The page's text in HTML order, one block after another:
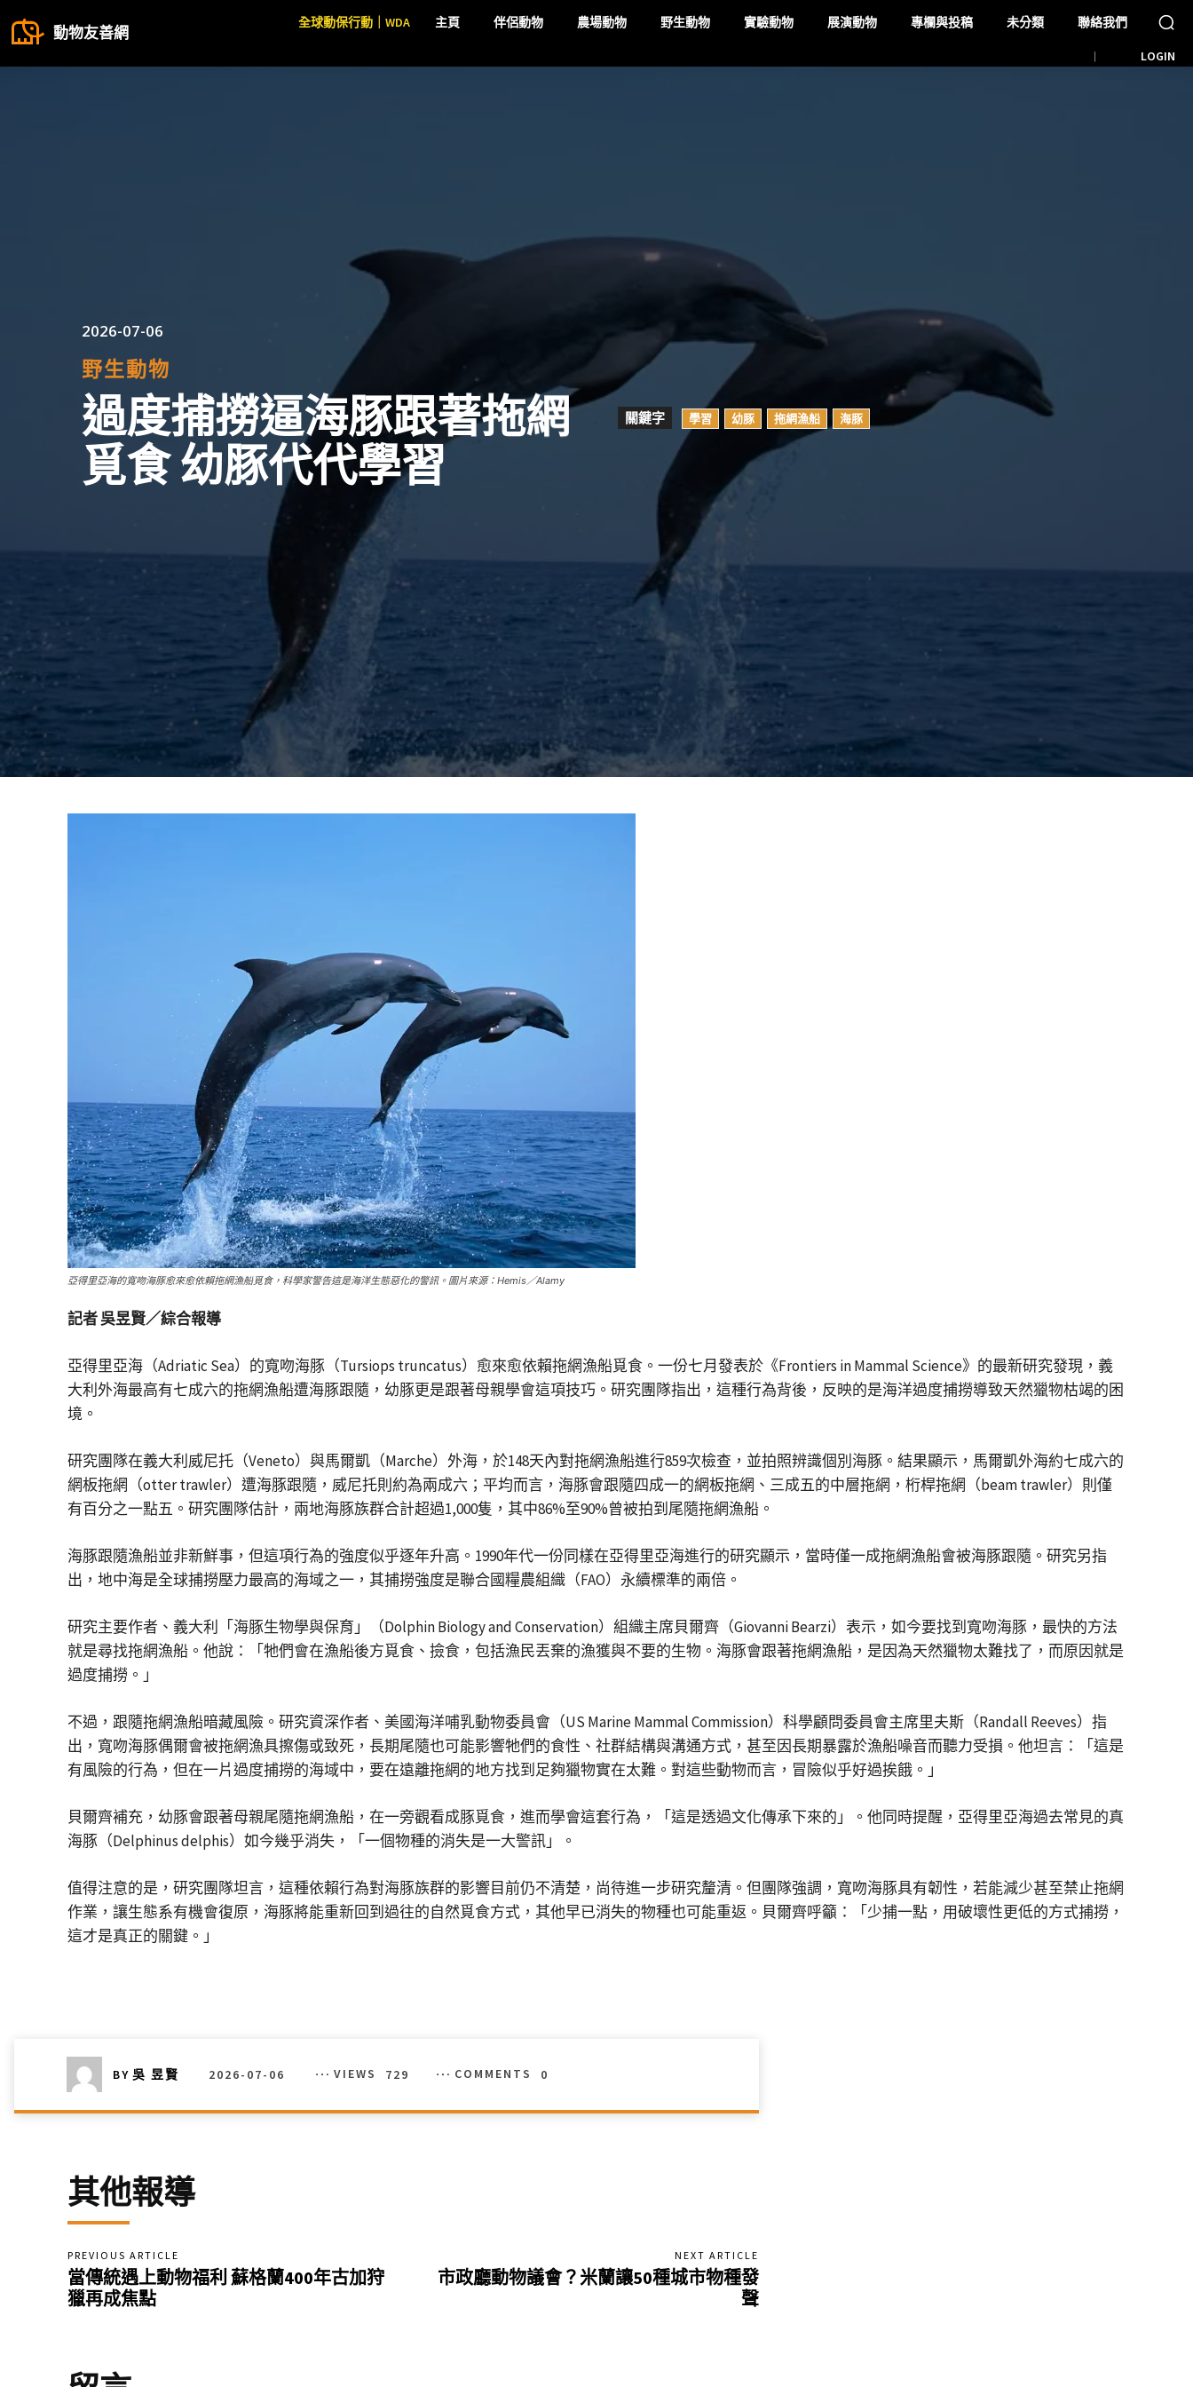
動物友善網
全球動保行動｜WDA 主頁 伴侶動物 農場動物 野生動物 實驗動物 展演動物 專欄與投稿 未分類 聯絡我們
LOGIN
2026-07-06
野生動物
過度捕撈逼海豚跟著拖網
覓食 幼豚代代學習
關鍵字 學習 幼豚 拖網漁船 海豚
亞得里亞海的寬吻海豚愈來愈依賴拖網漁船覓食，科學家警告這是海洋生態惡化的警訊。圖片來源：Hemis／Alamy
記者 吳昱賢／綜合報導
亞得里亞海（Adriatic Sea）的寬吻海豚（Tursiops truncatus）愈來愈依賴拖網漁船覓食。一份七月發表於《Frontiers in Mammal Science》的最新研究發現，義
大利外海最高有七成六的拖網漁船遭海豚跟隨，幼豚更是跟著母親學會這項技巧。研究團隊指出，這種行為背後，反映的是海洋過度捕撈導致天然獵物枯竭的困
境。
研究團隊在義大利威尼托（Veneto）與馬爾凱（Marche）外海，於148天內對拖網漁船進行859次檢查，並拍照辨識個別海豚。結果顯示，馬爾凱外海約七成六的
網板拖網（otter trawler）遭海豚跟隨，威尼托則約為兩成六；平均而言，海豚會跟隨四成一的網板拖網、三成五的中層拖網，桁桿拖網（beam trawler）則僅
有百分之一點五。研究團隊估計，兩地海豚族群合計超過1,000隻，其中86%至90%曾被拍到尾隨拖網漁船。
海豚跟隨漁船並非新鮮事，但這項行為的強度似乎逐年升高。1990年代一份同樣在亞得里亞海進行的研究顯示，當時僅一成拖網漁船會被海豚跟隨。研究另指
出，地中海是全球捕撈壓力最高的海域之一，其捕撈強度是聯合國糧農組織（FAO）永續標準的兩倍。
研究主要作者、義大利「海豚生物學與保育」（Dolphin Biology and Conservation）組織主席貝爾齊（Giovanni Bearzi）表示，如今要找到寬吻海豚，最快的方法
就是尋找拖網漁船。他說：「牠們會在漁船後方覓食、撿食，包括漁民丟棄的漁獲與不要的生物。海豚會跟著拖網漁船，是因為天然獵物太難找了，而原因就是
過度捕撈。」
不過，跟隨拖網漁船暗藏風險。研究資深作者、美國海洋哺乳動物委員會（US Marine Mammal Commission）科學顧問委員會主席里夫斯（Randall Reeves）指
出，寬吻海豚偶爾會被拖網漁具擦傷或致死，長期尾隨也可能影響牠們的食性、社群結構與溝通方式，甚至因長期暴露於漁船噪音而聽力受損。他坦言：「這是
有風險的行為，但在一片過度捕撈的海域中，要在遠離拖網的地方找到足夠獵物實在太難。對這些動物而言，冒險似乎好過挨餓。」
貝爾齊補充，幼豚會跟著母親尾隨拖網漁船，在一旁觀看成豚覓食，進而學會這套行為，「這是透過文化傳承下來的」。他同時提醒，亞得里亞海過去常見的真
海豚（Delphinus delphis）如今幾乎消失，「一個物種的消失是一大警訊」。
值得注意的是，研究團隊坦言，這種依賴行為對海豚族群的影響目前仍不清楚，尚待進一步研究釐清。但團隊強調，寬吻海豚具有韌性，若能減少甚至禁止拖網
作業，讓生態系有機會復原，海豚將能重新回到過往的自然覓食方式，其他早已消失的物種也可能重返。貝爾齊呼籲：「少捕一點，用破壞性更低的方式捕撈，
這才是真正的關鍵。」
BY 吳 昱賢 2026-07-06 VIEWS 729 COMMENTS 0
其他報導
PREVIOUS ARTICLE
當傳統遇上動物福利 蘇格蘭400年古加狩
獵再成焦點
NEXT ARTICLE
市政廳動物議會？米蘭讓50種城市物種發
聲